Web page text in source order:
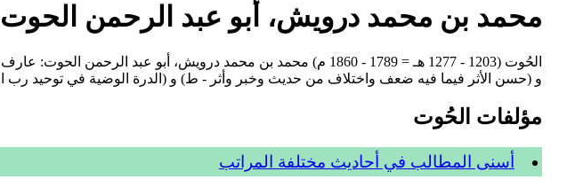
محمد بن محمد درويش، أبو عبد الرحمن
الحُوت (1203 - 1277 هـ = 1789 - 1860 م) محمد بن محمد درويش، أبو
و (حسن الأثر فيما فيه ضعف واختلاف من حديث وخبر وأثر - ط) و (الدرة الوضية في توحيد رب
مؤلفات الحُوت
أسنى المطالب في أحاديث مختلفة المراتب